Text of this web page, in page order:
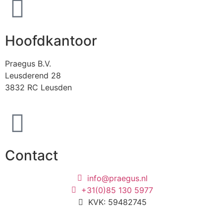
Hoofdkantoor
Praegus B.V.
Leusderend 28
3832 RC Leusden
Contact
info@praegus.nl
+31(0)85 130 5977
KVK: 59482745